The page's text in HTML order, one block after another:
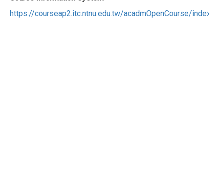
https://courseap2.itc.ntnu.edu.tw/acadmOpenCourse/